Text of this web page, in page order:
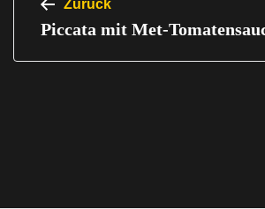
Zurück
Piccata mit Met-